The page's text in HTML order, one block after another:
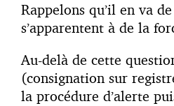
Rappelons qu’il en va
s’apparentent à de la
Au-delà de cette
(consignation sur
la procédure d’alerte